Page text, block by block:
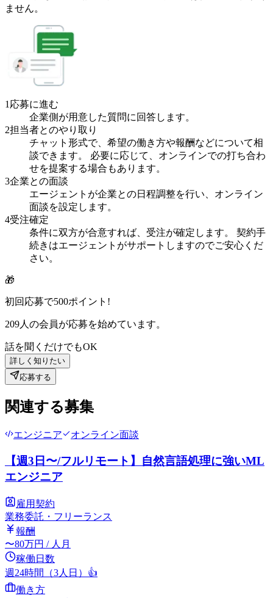
ません。
1 応募に進む
企業側が用意した質問に回答します。
2担当者とのやり取り
チャット形式で、希望の働き方や報酬などについて相
談できます。 必要に応じて、オンラインでの打ち合わ
せを提案する場合もあります。
3企業との面談
エージェントが企業との日程調整を行い、オンライン
面談を設定します。
4受注確定
条件に双方が合意すれば、受注が確定します。 契約手
続きはエージェントがサポートしますのでご安心くだ
さい。
🎁
初回応募で500ポイント!
209人の会員が応募を始めています。
話を聞くだけでもOK
詳しく知りたい
応募する
関連する募集
エンジニア オンライン面談
【週3日〜/フルリモート】自然言語処理に強いML
エンジニア
雇用契約
業務委託・フリーランス
報酬
〜80万円 / 人月
稼働日数
週24時間（3人日） 👍
働き方